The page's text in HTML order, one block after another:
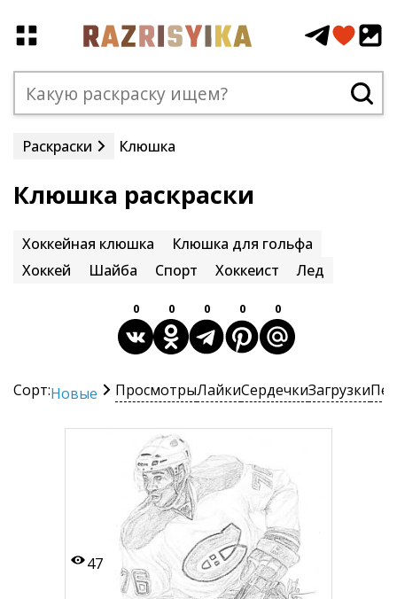
Раскраски Клюшка
Клюшка раскраски
Хоккейная клюшка
Клюшка для гольфа
Хоккей
Шайба Спорт Хоккеист Лед
0 0 0 0 0
Сорт:Новые ПросмотрыЛайкиСердечкиЗагрузки
47